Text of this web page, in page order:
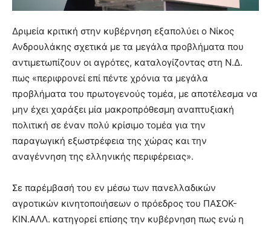
Δριμεία κριτική στην κυβέρνηση εξαπολύει ο Νίκος
Ανδρουλάκης σχετικά με τα μεγάλα προβλήματα που
αντιμετωπίζουν οι αγρότες, καταλογίζοντας στη Ν.Δ.
πως «περιφρονεί επί πέντε χρόνια τα μεγάλα
προβλήματα του πρωτογενούς τομέα, με αποτέλεσμα να
μην έχει χαράξει μία μακροπρόθεσμη αναπτυξιακή
πολιτική σε έναν πολύ κρίσιμο τομέα για την
παραγωγική εξωστρέφεια της χώρας και την
αναγέννηση της ελληνικής περιφέρειας».
Σε παρέμβασή του εν μέσω των πανελλαδικών
αγροτικών κινητοποιήσεων ο πρόεδρος του ΠΑΣΟΚ-
ΚΙΝ.ΑΛΛ. κατηγορεί επίσης την κυβέρνηση πως ενώ η